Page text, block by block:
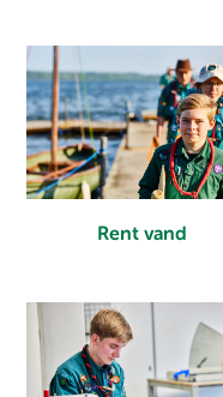
Rent vand